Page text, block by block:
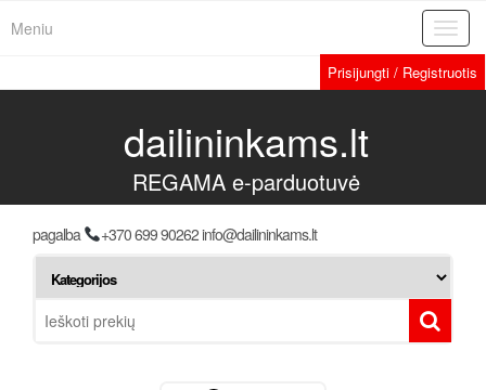
Meniu
Prisijungti / Registruotis
dailininkams.lt
REGAMA e-parduotuvė
pagalba +370 699 90262 info@dailininkams.lt